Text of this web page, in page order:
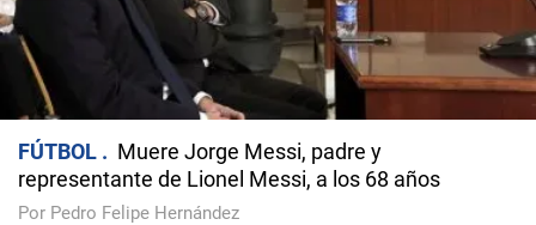
FÚTBOL
Muere Jorge Messi, padre y
representante de Lionel Messi, a los 68 años
Por Pedro Felipe Hernández